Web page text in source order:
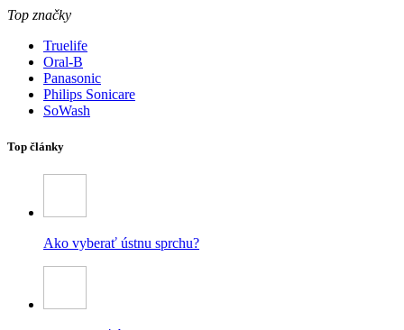
Top značky
Truelife
Oral-B
Panasonic
Philips Sonicare
SoWash
Top články
Ako vyberať ústnu sprchu?